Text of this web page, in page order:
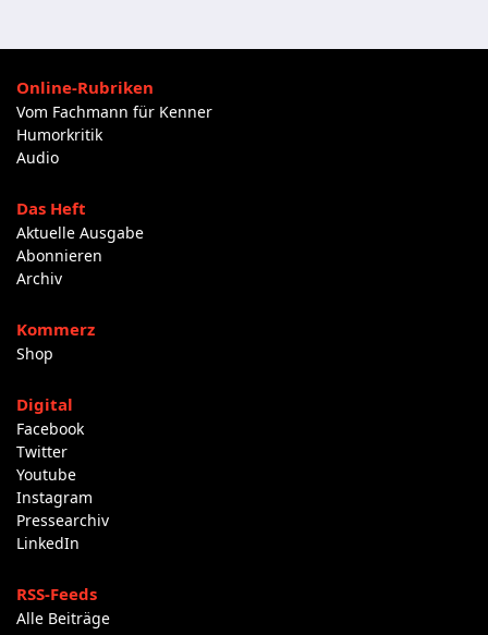
Online-Rubriken
Vom Fachmann für Kenner
Humorkritik
Audio
Das Heft
Aktuelle Ausgabe
Abonnieren
Archiv
Kommerz
Shop
Digital
Facebook
Twitter
Youtube
Instagram
Pressearchiv
LinkedIn
RSS-Feeds
Alle Beiträge